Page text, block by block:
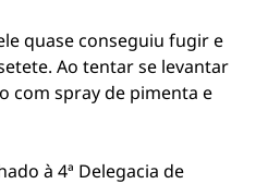
quase conseguiu fugir e
Ao tentar se levantar
com spray de pimenta e
à 4ª Delegacia de